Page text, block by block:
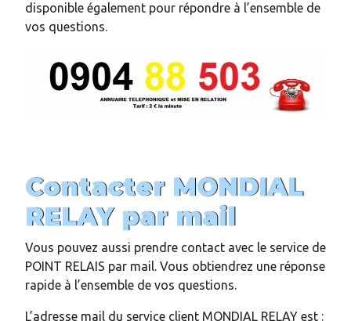
disponible également pour répondre à l’ensemble de
vos questions.
Contacter MONDIAL
RELAY par mail
Vous pouvez aussi prendre contact avec le service de
POINT RELAIS par mail. Vous obtiendrez une réponse
rapide à l’ensemble de vos questions.
L’adresse mail du service client MONDIAL RELAY est :